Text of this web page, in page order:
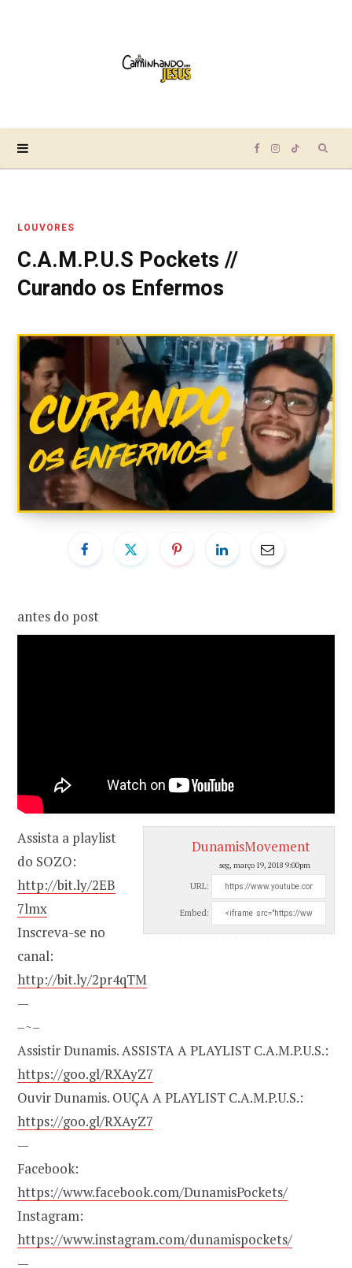
F
o
o
k
I
g
r
a
m
T
k
LOUVORES
C.A.M.P.U.S Pockets //
Curando os Enfermos
antes do post
DunamisMovement
seg, março 19, 2018 9:00pm
URL:
Embed:
Assista a playlist
do SOZO:
http://bit.ly/2EB
7lmx
Inscreva-se no
canal:
http://bit.ly/2pr4qTM
—
–~–
Assistir Dunamis. ASSISTA A PLAYLIST C.A.M.P.U.S.:
https://goo.gl/RXAyZ7
Ouvir Dunamis. OUÇA A PLAYLIST C.A.M.P.U.S.:
https://goo.gl/RXAyZ7
—
Facebook:
https://www.facebook.com/DunamisPockets/
Instagram:
https://www.instagram.com/dunamispockets/
—